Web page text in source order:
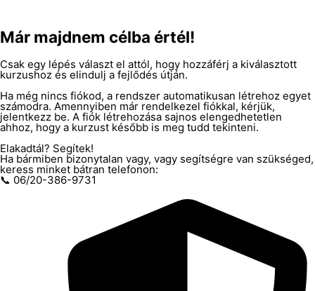
Már majdnem célba értél!
Csak egy lépés választ el attól, hogy hozzáférj a kiválasztott
kurzushoz és elindulj a fejlődés útján.
Ha még nincs fiókod, a rendszer automatikusan létrehoz egyet
számodra. Amennyiben már rendelkezel fiókkal, kérjük,
jelentkezz be. A fiók létrehozása sajnos elengedhetetlen
ahhoz, hogy a kurzust később is meg tudd tekinteni.
Elakadtál? Segítek!
Ha bármiben bizonytalan vagy, vagy segítségre van szükséged,
keress minket bátran telefonon:
📞 06/20-386-9731